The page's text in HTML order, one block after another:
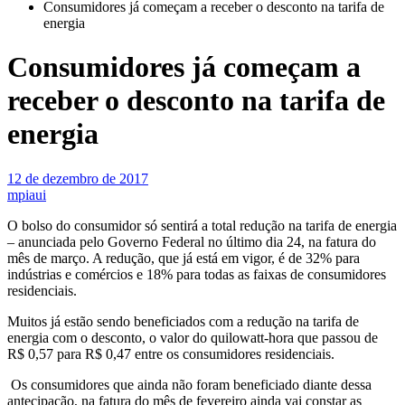
Consumidores já começam a receber o desconto na tarifa de
energia
Consumidores já começam a
receber o desconto na tarifa de
energia
12 de dezembro de 2017
mpiaui
O bolso do consumidor só sentirá a total redução na tarifa de energia
– anunciada pelo Governo Federal no último dia 24, na fatura do
mês de março. A redução, que já está em vigor, é de 32% para
indústrias e comércios e 18% para todas as faixas de consumidores
residenciais.
Muitos já estão sendo beneficiados com a redução na tarifa de
energia com o desconto, o valor do quilowatt-hora que passou de
R$ 0,57 para R$ 0,47 entre os consumidores residenciais.
Os consumidores que ainda não foram beneficiado diante dessa
antecipação, na fatura do mês de fevereiro ainda vai constar as